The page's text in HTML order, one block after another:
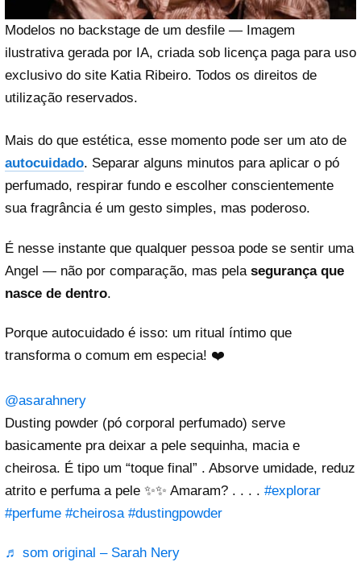
Modelos no backstage de um desfile — Imagem
ilustrativa gerada por IA, criada sob licença paga para uso
exclusivo do site Katia Ribeiro. Todos os direitos de
utilização reservados.
Mais do que estética, esse momento pode ser um ato de
autocuidado. Separar alguns minutos para aplicar o pó
perfumado, respirar fundo e escolher conscientemente
sua fragrância é um gesto simples, mas poderoso.
É nesse instante que qualquer pessoa pode se sentir uma
Angel — não por comparação, mas pela segurança que
nasce de dentro.
Porque autocuidado é isso: um ritual íntimo que
transforma o comum em especia! ❤️
@asarahnery
Dusting powder (pó corporal perfumado) serve
basicamente pra deixar a pele sequinha, macia e
cheirosa. É tipo um “toque final” . Absorve umidade, reduz
atrito e perfuma a pele ✨✨ Amaram? . . . . #explorar
#perfume #cheirosa #dustingpowder
♬ som original – Sarah Nery